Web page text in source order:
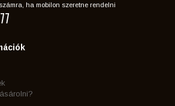
ha mobilon szeretne rendelni